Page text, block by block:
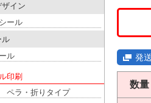
ザイン
ール
ル
ル
印刷
ペラ・折りタイプ
発
数量